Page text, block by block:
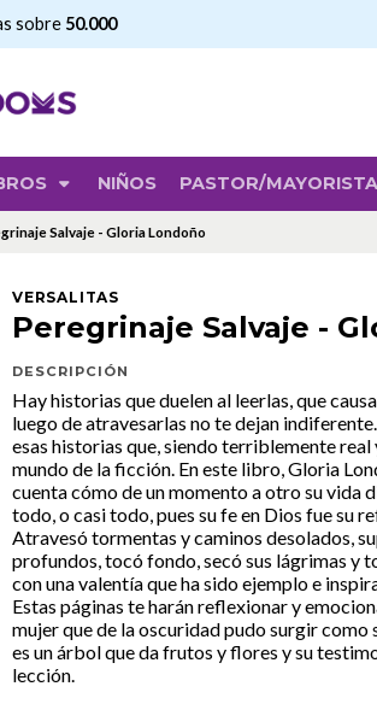
NIÑOS PASTOR/MAYORISTA
sobre 50.000
Salvaje - Gloria Londoño
VERSALITAS
Peregrinaje Salvaje -
DESCRIPCIÓN
Hay historias que duelen al leerlas, que
luego de atravesarlas no te dejan indiferente.
esas historias que, siendo terriblemente real
mundo de la ficción. En este libro, Gloria
cuenta cómo de un momento a otro su vida
todo, o casi todo, pues su fe en Dios fue su
Atravesó tormentas y caminos desolados,
profundos, tocó fondo, secó sus lágrimas y
con una valentía que ha sido ejemplo e
Estas páginas te harán reflexionar y
mujer que de la oscuridad pudo surgir
es un árbol que da frutos y flores y su
lección.